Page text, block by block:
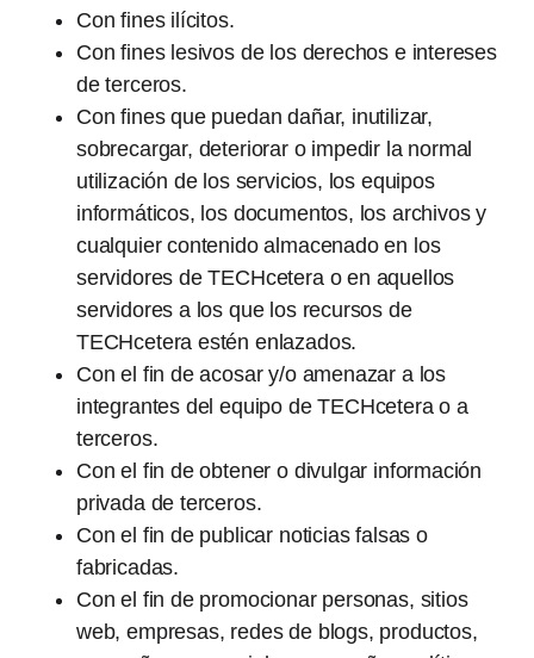
Con fines ilícitos.
Con fines lesivos de los derechos e intereses
de terceros.
Con fines que puedan dañar, inutilizar,
sobrecargar, deteriorar o impedir la normal
utilización de los servicios, los equipos
informáticos, los documentos, los archivos y
cualquier contenido almacenado en los
servidores de TECHcetera o en aquellos
servidores a los que los recursos de
TECHcetera estén enlazados.
Con el fin de acosar y/o amenazar a los
integrantes del equipo de TECHcetera o a
terceros.
Con el fin de obtener o divulgar información
privada de terceros.
Con el fin de publicar noticias falsas o
fabricadas.
Con el fin de promocionar personas, sitios
web, empresas, redes de blogs, productos,